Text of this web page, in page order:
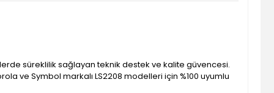
süreklilik sağlayan teknik destek ve kalite güvencesi.
ve Symbol markalı LS2208 modelleri için %100 uyumlu